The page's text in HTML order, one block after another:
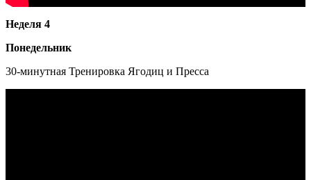
Неделя 4
Понедельник
30-минутная Тренировка Ягодиц и Пресса